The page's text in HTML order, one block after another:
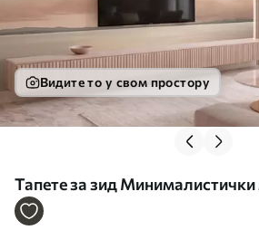
Видите то у свом простору
Тапете за зид Минималистички
са пастелним облацима бр.